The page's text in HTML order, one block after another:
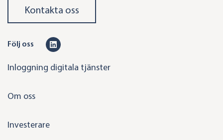
Kontakta oss
Följ oss
n
Inloggning digitala tjänster
Om oss
Investerare